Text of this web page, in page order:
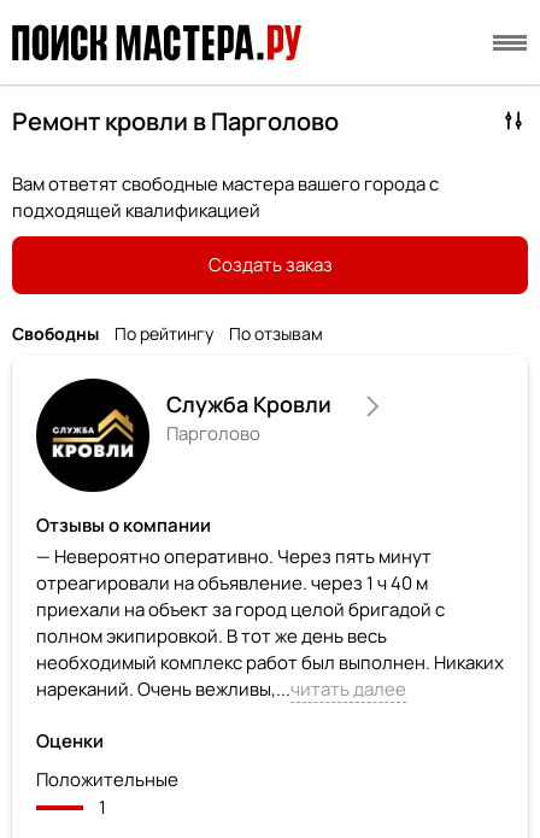
Ремонт кровли в Парголово
Вам ответят свободные мастера вашего города с
подходящей квалификацией
Создать заказ
Свободны По рейтингу По отзывам
Служба Кровли
Парголово
Отзывы о компании
— Невероятно оперативно. Через пять минут
отреагировали на объявление. через 1 ч 40 м
приехали на объект за город целой бригадой с
полном экипировкой. В тот же день весь
необходимый комплекс работ был выполнен. Никаких
нареканий. Очень вежливы,...читать далее
Оценки
Положительные
1